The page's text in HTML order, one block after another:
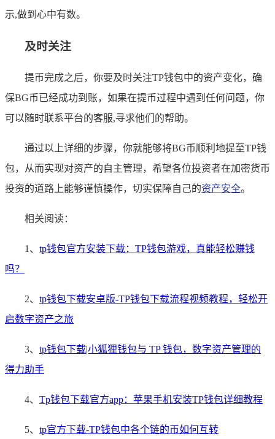
示,做到心中有数。
及时关注
提币完成之后，你要及时关注TP钱包中的资产变化，确
保BG币已经成功到账，如果在提币过程中遇到任何问题，你
可以随时联系平台的客服,寻求他们的帮助。
通过以上详细的步骤，你就能够将BG币顺利地提至TP钱
包，从而实现对资产的自主管理，希望各位投资者在加密货币
投资的道路上能够谨慎操作，切实保障自己的资产安全。
相关阅读：
1、 tp钱包官方安装下载：TP钱包游戏，真能轻松赚钱
吗？
2、 tp钱包下载安卓版-TP钱包下载流程视频教程，轻松开
启数字资产之旅
3、 tp钱包下载|小狐狸钱包与 TP 钱包，数字资产管理的
得力助手
4、 Tp钱包下载官方app：苹果手机安装TP钱包详细教程
5、 tp官方下载-TP钱包中各个链的币如何互转